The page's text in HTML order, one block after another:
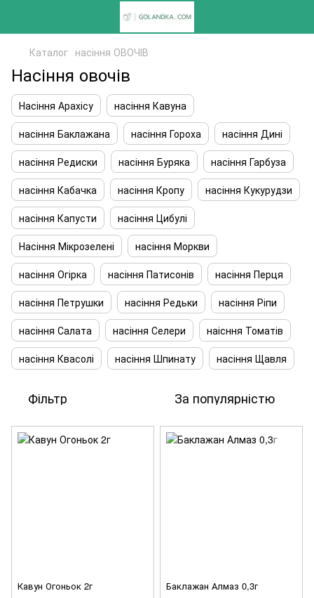
Каталог насіння ОВОЧІВ
Насіння овочів
Насіння Арахісу
насіння Кавуна
насіння Баклажана
насіння Гороха
насіння Дині
насіння Редиски
насіння Буряка
насіння Гарбуза
насіння Кабачка
насіння Кропу
насіння Кукурудзи
насіння Капусти
насіння Цибулі
Насіння Мікрозелені
насіння Моркви
насіння Огірка
насіння Патисонів
насіння Перця
насіння Петрушки
насіння Редьки
насіння Ріпи
насіння Салата
насіння Селери
наісння Томатів
насіння Квасолі
насіння Шпинату насіння Щавля
Фільтр За популярністю
Кавун Огоньок 2г Баклажан Алмаз 0,3г